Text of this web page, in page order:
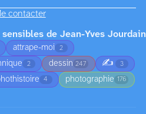
contacter
de Jean-Yves Jourdain
attrape-moi 2
2 dessin 247 ✍️ 3
4 photographie 176